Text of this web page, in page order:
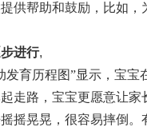
供帮助和鼓励，比如，
进行,
育历程图”显示，宝宝
走路，宝宝更愿意让
摇晃晃，很容易摔倒